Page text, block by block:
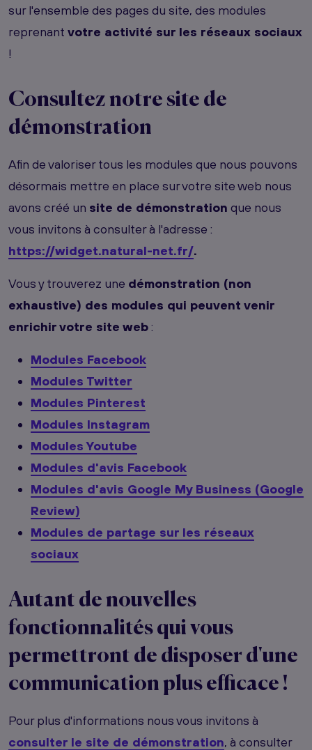
sur l'ensemble des pages du site, des modules
reprenant votre activité sur les réseaux sociaux
!
Consultez notre site de
démonstration
Afin de valoriser tous les modules que nous pouvons
désormais mettre en place sur votre site web nous
avons créé un site de démonstration que nous
vous invitons à consulter à l'adresse :
https://widget.natural-net.fr/.
Vous y trouverez une démonstration (non
exhaustive) des modules qui peuvent venir
enrichir votre site web:
Modules Facebook
Modules Twitter
Modules Pinterest
Modules Instagram
Modules Youtube
Modules d'avis Facebook
Modules d'avis Google My Business (Google
Review)
Modules de partage sur les réseaux
sociaux
Autant de nouvelles
fonctionnalités qui vous
permettront de disposer d'une
communication plus efficace !
Pour plus d'informations nous vous invitons à
consulter le site de démonstration, à consulter